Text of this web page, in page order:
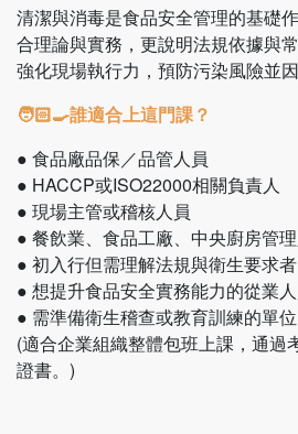
清潔與消毒是食品安全管理的基礎
合理論與實務，更說明法規依據與
強化現場執行力，預防污染風險並因
🧑🏻‍🍳誰適合上這門課？
● 食品廠品保／品管人員
● HACCP或ISO22000相關負責人
● 現場主管或稽核人員
● 餐飲業、食品工廠、中央廚房管
● 初入行但需理解法規與衛生要求者
● 想提升食品安全實務能力的從業
● 需準備衛生稽查或教育訓練的單位
(適合企業組織整體包班上課，通過
證書。)